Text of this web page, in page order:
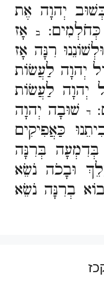
יְהוָה אֶת
כְּחֹלְמִים:ב
אָז
רִנָּה אָז
יְהוָה לַעֲשׂוֹת
יְהוָה לַעֲשׂוֹת
ד
שׁוּבָה יְהוָה
כַּאֲפִיקִים
בְּדִמְעָה בְּרִנָּה
וּבָכֹה נֹשֵׂא
בְרִנָּה נֹשֵׂא